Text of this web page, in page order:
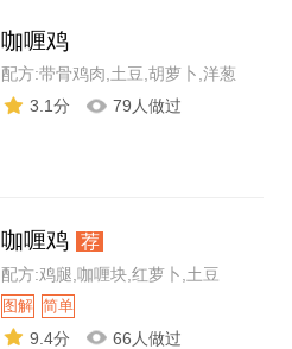
咖喱鸡
配方:带骨鸡肉,土豆,胡萝卜,洋葱
3.1分
79人做过
咖喱鸡 荐
配方:鸡腿,咖喱块,红萝卜,土豆
图解 简单
9.4分 66人做过